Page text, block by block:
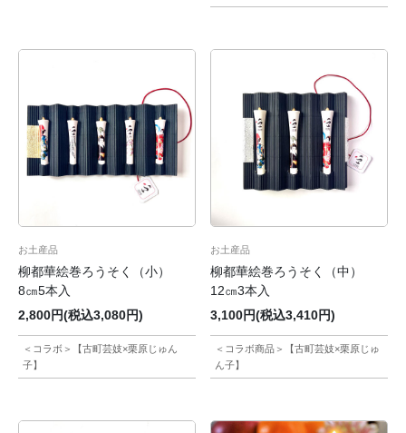
お土産品
柳都華絵巻ろうそく（小）
8㎝5本入
2,800円(税込3,080円)
＜コラボ＞【古町芸妓×栗原じゅん
子】
お土産品
柳都華絵巻ろうそく（中）
12㎝3本入
3,100円(税込3,410円)
＜コラボ商品＞【古町芸妓×栗原じゅ
ん子】